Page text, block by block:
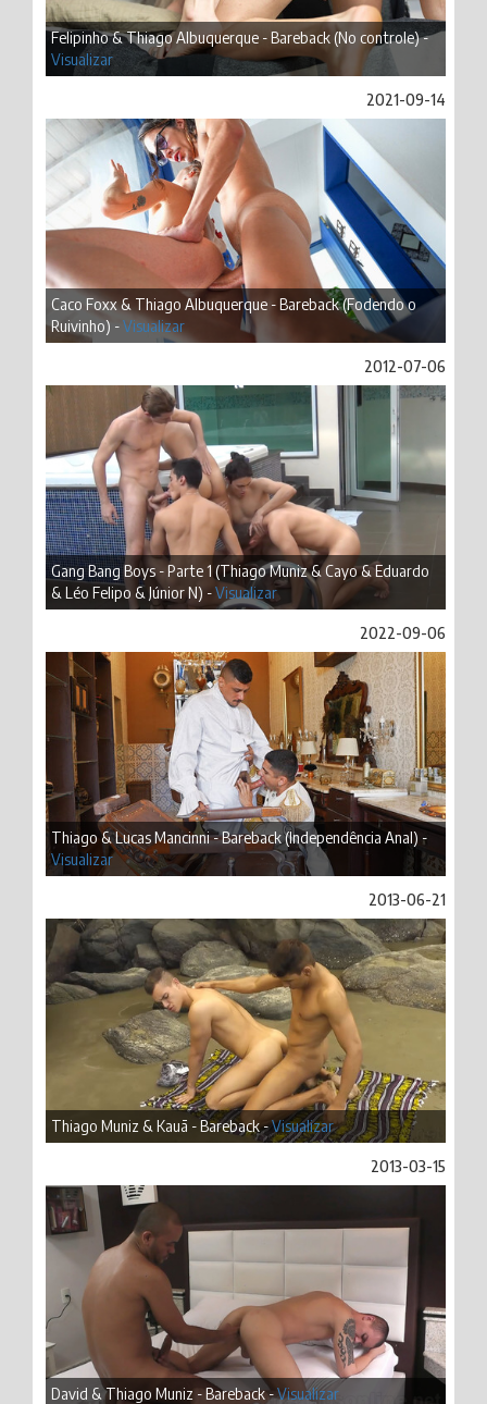
Felipinho & Thiago Albuquerque - Bareback (No controle) -
Visualizar
2021-09-14
Caco Foxx & Thiago Albuquerque - Bareback (Fodendo o
Ruivinho) -Visualizar
2012-07-06
Gang Bang Boys - Parte 1 (Thiago Muniz & Cayo & Eduardo
& Léo Felipo & Júnior N) -Visualizar
2022-09-06
Thiago & Lucas Mancinni - Bareback (Independência Anal) -
Visualizar
2013-06-21
Thiago Muniz & Kauã - Bareback -Visualizar
2013-03-15
David & Thiago Muniz - Bareback -Visualizar